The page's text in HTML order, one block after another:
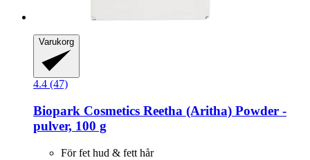
Varukorg
4.4 (47)
Biopark Cosmetics Reetha (Aritha) Powder -​
pulver, 100 g
För fet hud & fett hår